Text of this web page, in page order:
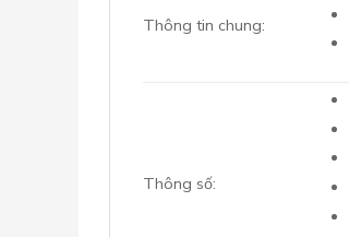
Thông tin chung:
Thông số: